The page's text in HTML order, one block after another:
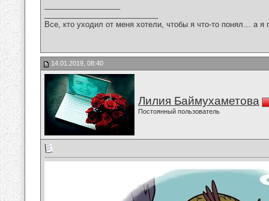
Все, кто уходил от меня хотели, чтобы я что-то понял… а
14.01.2019, 08:40
Лилия Баймухаметова
Постоянный пользователь